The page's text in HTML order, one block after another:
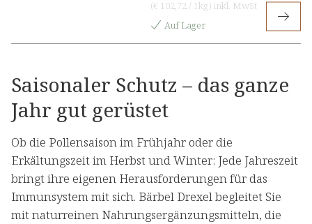
(€ 102,72 / 1kg) inkl. MwSt
Auf Lager
Saisonaler Schutz – das ganze
Jahr gut gerüstet
Ob die Pollensaison im Frühjahr oder die
Erkältungszeit im Herbst und Winter: Jede Jahreszeit
bringt ihre eigenen Herausforderungen für das
Immunsystem mit sich. Bärbel Drexel begleitet Sie
mit naturreinen Nahrungsergänzungsmitteln, die